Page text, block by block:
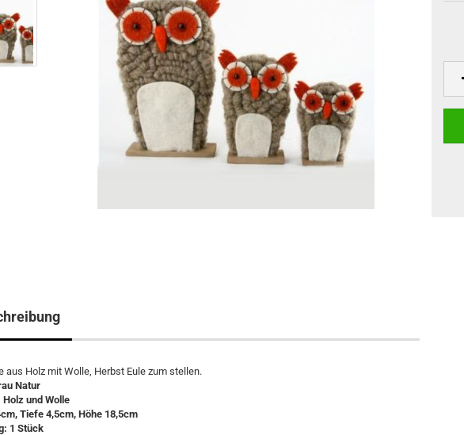
aus Holz mit Wolle, Herbst Eule zum stellen.
Natur
und Wolle
Tiefe 4,5cm, Höhe 18,5cm
1 Stück